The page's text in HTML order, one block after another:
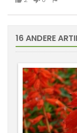
16 ANDERE